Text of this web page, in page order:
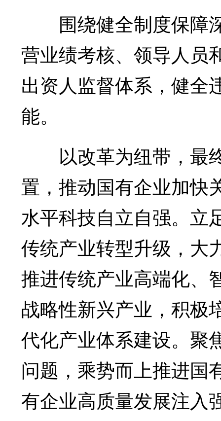
围绕健全制度保障
营业绩考核、领导人员
出资人监督体系，健全
能。
以改革为纽带，最
置，推动国有企业加快
水平科技自立自强。立
传统产业转型升级，大
推进传统产业高端化、
战略性新兴产业，积极
代化产业体系建设。聚
问题，乘势而上推进国
有企业高质量发展注入